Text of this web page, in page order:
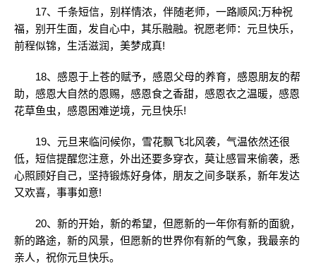
17、千条短信，别样情浓，伴随老师，一路顺风;万种祝
福，别开生面，发自心中，其乐融融。祝愿老师：元旦快乐，
前程似锦，生活滋润，美梦成真!
18、感恩于上苍的赋予，感恩父母的养育，感恩朋友的帮
助，感恩大自然的恩赐，感恩食之香甜，感恩衣之温暖，感恩
花草鱼虫，感恩困难逆境，元旦快乐!
19、元旦来临问候你，雪花飘飞北风袭，气温依然还很
低，短信提醒您注意，外出还要多穿衣，莫让感冒来偷袭，悉
心照顾好自己，坚持锻炼好身体，朋友之间多联系，新年发达
又欢喜，事事如意!
20、新的开始，新的希望，但愿新的一年你有新的面貌，
新的路途，新的风景，但愿新的世界你有新的气象，我最亲的
亲人，祝你元旦快乐。